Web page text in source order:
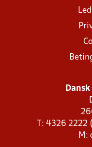
T: 4326
M: